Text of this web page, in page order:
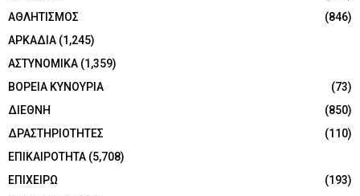
ΑΘΛΗΤΙΣΜΟΣ
(846)
ΑΡΚΑΔΙΑ (1,245)
ΑΣΤΥΝΟΜΙΚΑ (1,359)
ΒΟΡΕΙΑ ΚΥΝΟΥΡΙΑ
(73)
ΔΙΕΘΝΗ
(850)
ΔΡΑΣΤΗΡΙΟΤΗΤΕΣ
(110)
ΕΠΙΚΑΙΡΟΤΗΤΑ (5,708)
ΕΠΙΧΕΙΡΩ
(193)